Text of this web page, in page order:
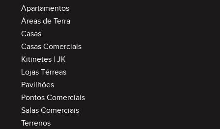
Apartamentos
Áreas de Terra
Casas
Casas Comerciais
Kitinetes | JK
Lojas Térreas
Pavilhões
Pontos Comerciais
Salas Comerciais
Terrenos